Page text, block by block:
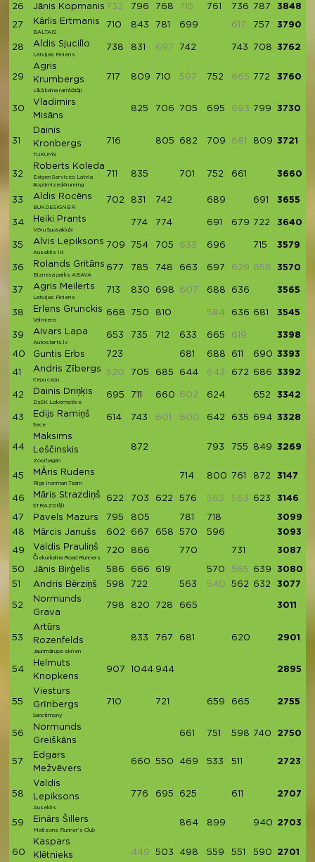
26
Jānis Kopmanis 732 796 768 715 761 736 787 3848
27 Kārlis Ertmanis
BALTAIS
710 843 781 699 617 757 3790
28 Aldis Sjucillo
Latvijas Finieris
738 831 697 742 743 708 3762
29
Agris
Krumbergs
Līkā kalna rambātāji
717 809 710 597 752 665 772 3760
30
Vladimirs
Misāns
825 706 705 695 693 799 3730
31
Dainis
Kronbergs
TUKUMS
716 805 682 709 681 809 3721
32
Roberts Koleda
Exigen Services Latvia
#optimized4running
711 835 701 752 661 3660
33 Aldis Rocēns
BUKDESIGNER
702 831 742 689 691 3655
34 Heiki Prants
Võru Suusaklubi
774 774 691 679 722 3640
35 Alvis Lepiksons
Auseklis IK
709 754 705 633 696 715 3579
36 Rolands Gritāns
Biznesa parks ABAVA
677 785 748 663 697 629 658 3570
37 Agris Meilerts
Latvijas Finieris
713 830 698 607 688 636 3565
38 Erlens Grunckis
Valmiera
668 750 810 584 636 681 3545
39 Aivars Lapa
Autostarts.lv
653 735 712 633 665 619 3398
40 Guntis Erbs 723 681 688 611 690 3393
41 Andris Zībergs
Cepu cepu
520 705 685 644 642 672 686 3392
42 Dainis Driņķis
DzSK Lokomotīve
695 711 660 602 624 652 3342
43 Edijs Ramiņš
Sece
614 743 601 600 642 635 694 3328
44
Maksims
Leščinskis
Zoorbagan
872 793 755 849 3269
45 MĀris Rudens
Riga Ironman Team
714 800 761 872 3147
46 Māris Strazdiņš
STRAZDIŅI
622 703 622 576 563 563 623 3146
47 Pavels Mazurs 795 805 781 718
3099
48
Mārcis Janušs 602 667 658 570 596 3093
49 Valdis Prauliņš
Čiekurkalna Road Runners
720 866 770 731 3087
50 Jānis Birģelis 586 666 619 570 565 639
3080
51
Andris Bērziņš 598 722 563 540 562 632 3077
52
Normunds
Grava
798 820 728 665 3011
53
Artūrs
Rozenfelds
Jaunmārupe skrien
833 767 681 620 2901
54
Helmuts
Knopkens
907 1044 944 2895
55
Viesturs
Grīnbergs
Sanctimony
710 721 659 665 2755
56
Normunds
Greiškāns
661 751 598 740 2750
57
Edgars
Mežvēvers
660 550 469 533 511 2723
58
Valdis
Lepiksons
Auseklis
776 695 625 611 2707
59 Einārs Šillers
Matisons Runner’s Club
864 899 940 2703
60
Kaspars
Klētnieks
449 503 498 559 551 590 2701